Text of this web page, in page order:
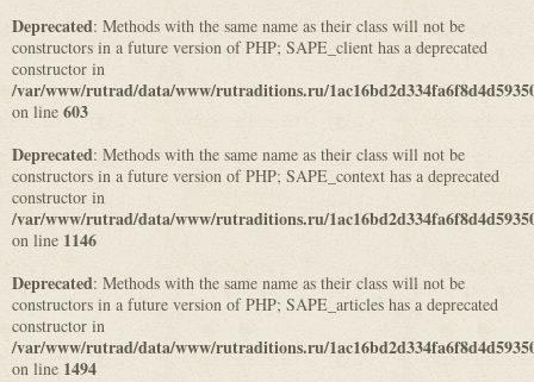
Deprecated: Methods with the same name as their class will not be
constructors in a future version of PHP; SAPE_client has a deprecated
constructor in
/var/www/rutrad/data/www/rutraditions.ru/
on line 603
Deprecated: Methods with the same name as their class will not be
constructors in a future version of PHP; SAPE_context has a deprecated
constructor in
/var/www/rutrad/data/www/rutraditions.ru/
on line 1146
Deprecated: Methods with the same name as their class will not be
constructors in a future version of PHP; SAPE_articles has a deprecated
constructor in
/var/www/rutrad/data/www/rutraditions.ru/
on line 1494